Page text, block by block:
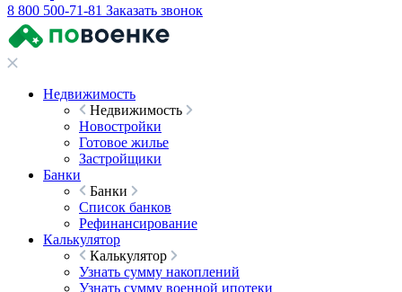
8 800 500-71-81 Заказать звонок
Недвижимость
Недвижимость
Новостройки
Готовое жилье
Застройщики
Банки
Банки
Список банков
Рефинансирование
Калькулятор
Калькулятор
Узнать сумму накоплений
Узнать сумму военной ипотеки